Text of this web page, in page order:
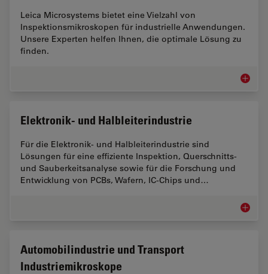
Leica Microsystems bietet eine Vielzahl von
Inspektionsmikroskopen für industrielle Anwendungen.
Unsere Experten helfen Ihnen, die optimale Lösung zu
finden.
Elektronik- und Halbleiterindustrie
Für die Elektronik- und Halbleiterindustrie sind
Lösungen für eine effiziente Inspektion, Querschnitts-
und Sauberkeitsanalyse sowie für die Forschung und
Entwicklung von PCBs, Wafern, IC-Chips und…
Automobilindustrie und Transport
Industriemikroskope